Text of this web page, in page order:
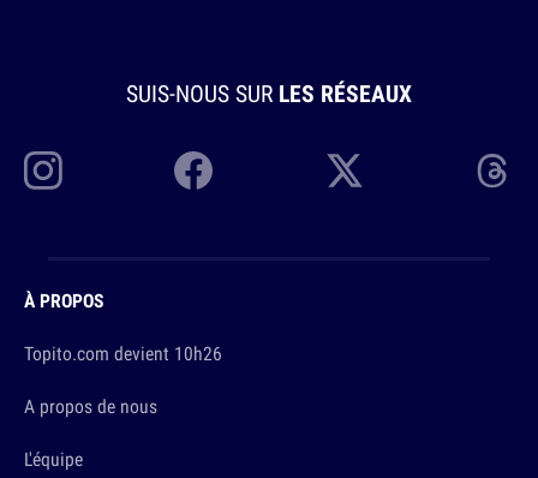
SUIS-NOUS SUR LES RÉSEAUX
À PROPOS
Topito.com devient 10h26
A propos de nous
L'équipe